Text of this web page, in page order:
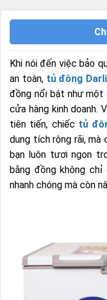
Khi nói đến việc bảo
an toàn, tủ đông
đồng nổi bật như một
cửa hàng kinh doanh.
tiên tiến, chiếc tủ
dung tích rộng rãi, mà
bạn luôn tươi ngon
bằng đồng không chỉ
nhanh chóng mà còn